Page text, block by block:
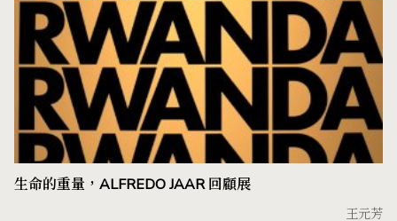
生命的重量，ALFREDO JAAR 回顧展
王元芳